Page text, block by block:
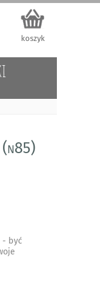
koszyk
(n85)
- być